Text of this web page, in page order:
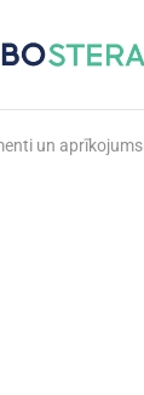
un aprīkojums